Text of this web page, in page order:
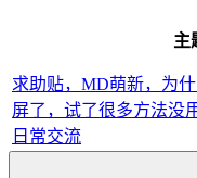
主
求助贴，MD萌新，为
屏了，试了很多方法没
日常交流